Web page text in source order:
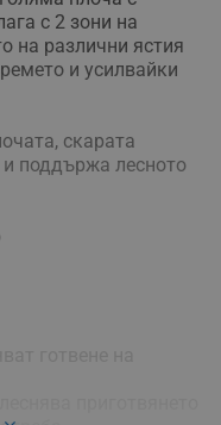
с 2 зони на
на различни ястия
и усилвайки
скарата
и поддържа лесното